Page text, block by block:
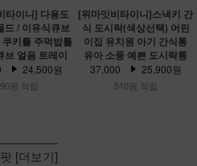
타이니] 다용도
드 / 이유식큐브
키틀 주먹밥틀
브 얼음 트레이
24,500원
원 적립
[위마잇비타이니]스낵키 간
식 도시락(색상선택) 어린
이집 유치원 아기 간식통
유아 소풍 예쁜 도시락통
37,000 25,900원
510원 적립
[더보기]